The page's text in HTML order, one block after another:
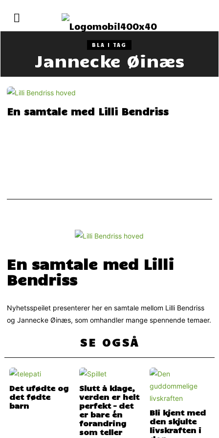
BLA I TAG
Jannecke Øinæs
En samtale med Lilli Bendriss
En samtale med Lilli
Bendriss
Nyhetsspeilet presenterer her en samtale mellom Lilli Bendriss
og Jannecke Øinæs, som omhandler mange spennende temaer.
SE OGSÅ
Det ufødte og
det fødte
barn
Slutt å klage,
verden er helt
perfekt – det
er bare én
forandring
som teller
Bli kjent med
den skjulte
livskraften i